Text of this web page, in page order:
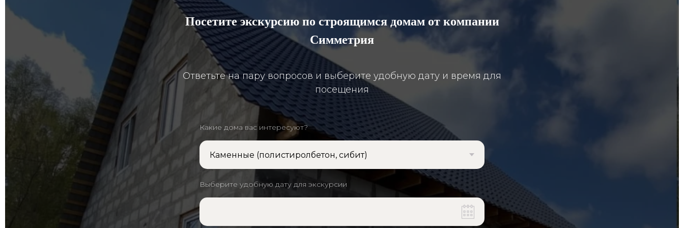
Посетите экскурсию по строящимся домам от компании
Симметрия
Ответьте на пару вопросов и выберите удобную дату и время для
посещения
Какие дома вас интересуют?
Выберите удобную дату для экскурсии